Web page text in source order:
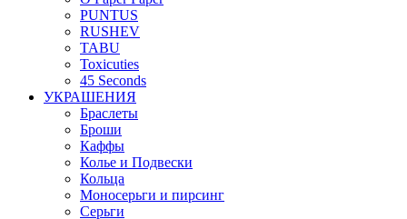
PUNTUS
RUSHEV
TABU
Toxicuties
45 Seconds
УКРАШЕНИЯ
Браслеты
Броши
Каффы
Колье и Подвески
Кольца
Моносерьги и пирсинг
Серьги